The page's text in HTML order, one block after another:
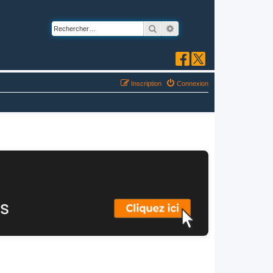
Rechercher
Connexion
Inscription